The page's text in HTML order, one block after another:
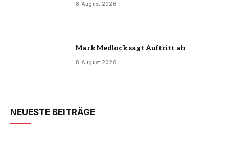
8 August 2026
Mark Medlock sagt Auftritt ab
8 August 2026
NEUESTE BEITRÄGE